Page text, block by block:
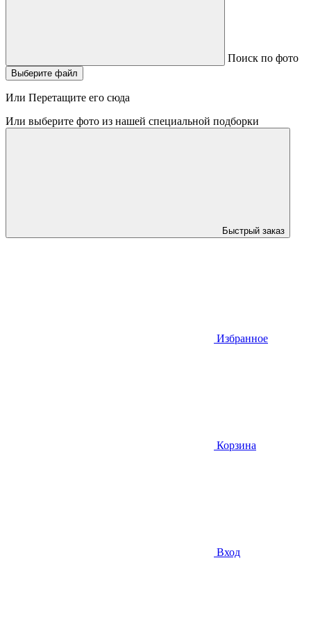
Поиск по фото
Выберите файл
Или Перетащите его сюда
Или выберите фото из нашей специальной подборки
Быстрый заказ
Избранное
Корзина
Вход